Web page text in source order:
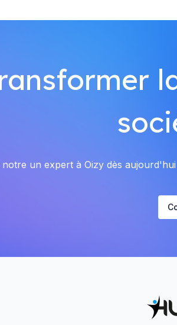
un expert à Oizy dès